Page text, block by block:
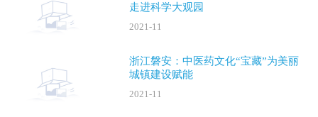
走进科学大观园
2021-11
浙江磐安：中医药文化“宝藏”为美丽
城镇建设赋能
2021-11